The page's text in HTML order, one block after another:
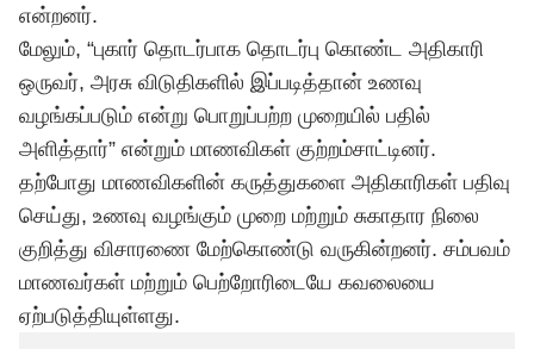
என்றனர்.
மேலும், “புகார் தொடர்பாக தொடர்பு கொண்ட அதிகாரி
ஒருவர், அரசு விடுதிகளில் இப்படித்தான் உணவு
வழங்கப்படும் என்று பொறுப்பற்ற முறையில் பதில்
அளித்தார்” என்றும் மாணவிகள் குற்றம்சாட்டினர்.
தற்போது மாணவிகளின் கருத்துகளை அதிகாரிகள் பதிவு
செய்து, உணவு வழங்கும் முறை மற்றும் சுகாதார நிலை
குறித்து விசாரணை மேற்கொண்டு வருகின்றனர். சம்பவம்
மாணவர்கள் மற்றும் பெற்றோரிடையே கவலையை
ஏற்படுத்தியுள்ளது.